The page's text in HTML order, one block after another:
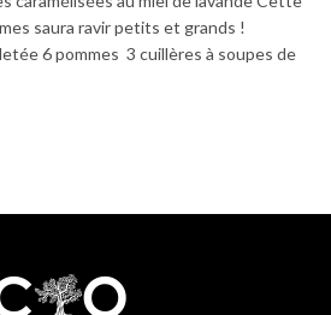
saura ravir petits et grands !
6 pommes 3 cuillères à soupes de